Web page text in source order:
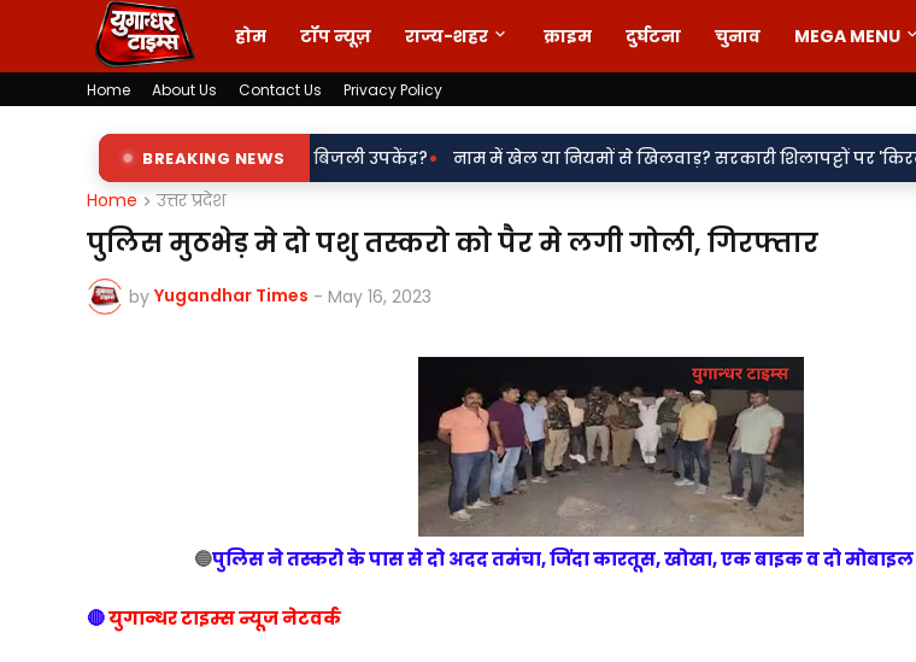
होम टॉप न्यूज़ राज्य-शहर क्राइम दुर्घटना चुनाव MEGA MENU
Home About Us Contact Us Privacy Policy
BREAKING NEWS
पर चल रहा पडरौना बिजली उपकेंद्र? नाम में खेल या नियमों से खिलवाड़? सरकारी शिलापट्टों पर 'किरन' के साथ 'राकेश'
Home उत्तर प्रदेश
पुलिस मुठभेड़ मे दो पशु तस्करो को पैर मे लगी गोली, गिरफ्तार
by Yugandhar Times - May 16, 2023
🔵पुलिस ने तस्करो के पास से दो अदद तमंचा, जिंदा कारतूस, खोखा, एक बाइक व दो मोबाइल
🔴युगान्धर टाइम्स न्यूज नेटवर्क